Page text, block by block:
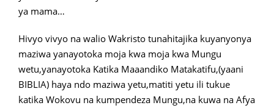
ya mama…
Hivyo vivyo na walio Wakristo tunahitajika kuyanyonya
maziwa yanayotoka moja kwa moja kwa Mungu
wetu,yanayotoka Katika Maaandiko Matakatifu,(yaani
BIBLIA) haya ndo maziwa yetu,matiti yetu ili tukue
katika Wokovu na kumpendeza Mungu,na kuwa na Afya